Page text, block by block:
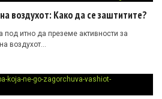
воздухот: Како да се заштитите?
под итно да преземе активности за
воздухот…